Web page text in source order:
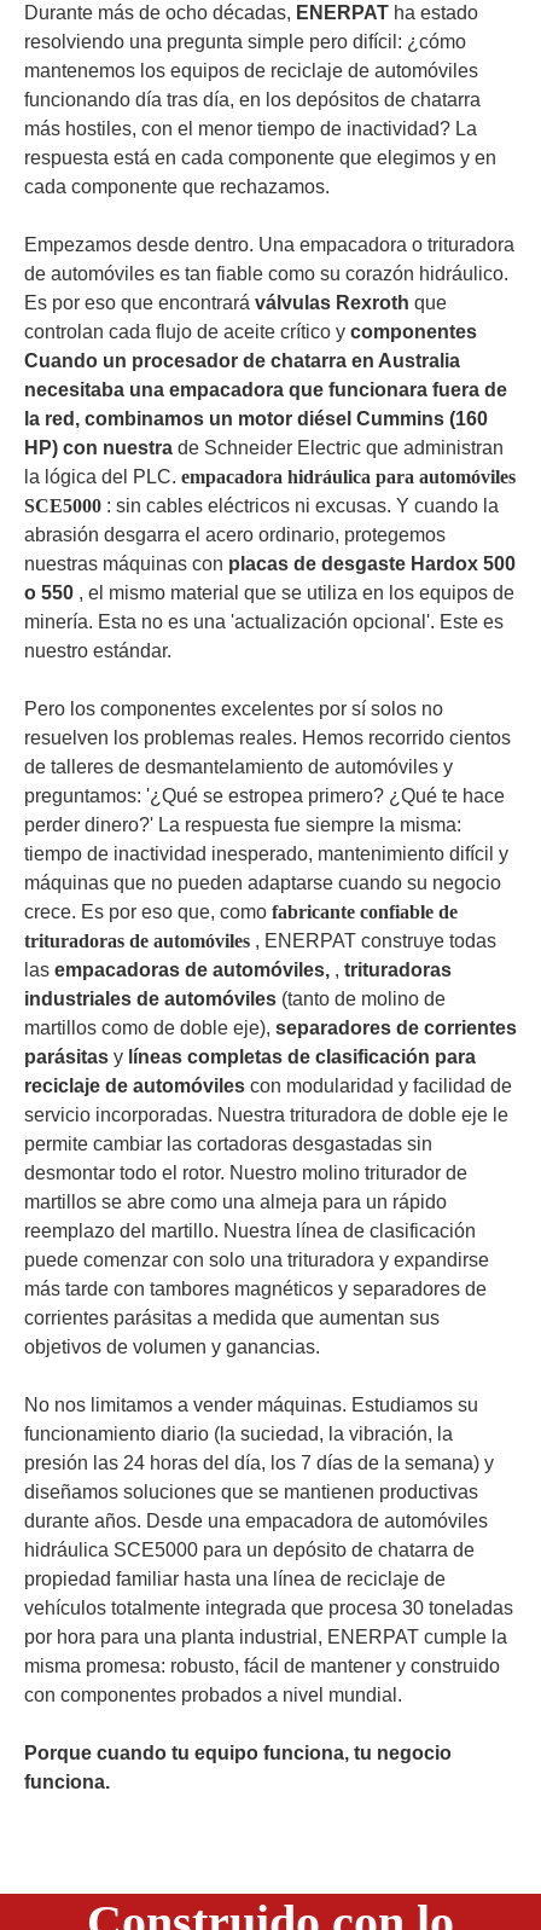
Durante más de ocho décadas, ENERPAT ha estado
resolviendo una pregunta simple pero difícil: ¿cómo
mantenemos los equipos de reciclaje de automóviles
funcionando día tras día, en los depósitos de chatarra
más hostiles, con el menor tiempo de inactividad? La
respuesta está en cada componente que elegimos y en
cada componente que rechazamos.
Empezamos desde dentro. Una empacadora o trituradora
de automóviles es tan fiable como su corazón hidráulico.
Es por eso que encontrará válvulas Rexroth que
controlan cada flujo de aceite crítico y componentes
Cuando un procesador de chatarra en Australia
necesitaba una empacadora que funcionara fuera de
la red, combinamos un motor diésel Cummins (160
HP) con nuestra de Schneider Electric que administran
la lógica del PLC. empacadora hidráulica para automóviles
SCE5000 : sin cables eléctricos ni excusas. Y cuando la
abrasión desgarra el acero ordinario, protegemos
nuestras máquinas con placas de desgaste Hardox 500
o 550 , el mismo material que se utiliza en los equipos de
minería. Esta no es una 'actualización opcional'. Este es
nuestro estándar.
Pero los componentes excelentes por sí solos no
resuelven los problemas reales. Hemos recorrido cientos
de talleres de desmantelamiento de automóviles y
preguntamos: '¿Qué se estropea primero? ¿Qué te hace
perder dinero?' La respuesta fue siempre la misma:
tiempo de inactividad inesperado, mantenimiento difícil y
máquinas que no pueden adaptarse cuando su negocio
crece. Es por eso que, como fabricante confiable de
trituradoras de automóviles , ENERPAT construye todas
las empacadoras de automóviles, , trituradoras
industriales de automóviles (tanto de molino de
martillos como de doble eje), separadores de corrientes
parásitas y líneas completas de clasificación para
reciclaje de automóviles con modularidad y facilidad de
servicio incorporadas. Nuestra trituradora de doble eje le
permite cambiar las cortadoras desgastadas sin
desmontar todo el rotor. Nuestro molino triturador de
martillos se abre como una almeja para un rápido
reemplazo del martillo. Nuestra línea de clasificación
puede comenzar con solo una trituradora y expandirse
más tarde con tambores magnéticos y separadores de
corrientes parásitas a medida que aumentan sus
objetivos de volumen y ganancias.
No nos limitamos a vender máquinas. Estudiamos su
funcionamiento diario (la suciedad, la vibración, la
presión las 24 horas del día, los 7 días de la semana) y
diseñamos soluciones que se mantienen productivas
durante años. Desde una empacadora de automóviles
hidráulica SCE5000 para un depósito de chatarra de
propiedad familiar hasta una línea de reciclaje de
vehículos totalmente integrada que procesa 30 toneladas
por hora para una planta industrial, ENERPAT cumple la
misma promesa: robusto, fácil de mantener y construido
con componentes probados a nivel mundial.
Porque cuando tu equipo funciona, tu negocio
funciona.